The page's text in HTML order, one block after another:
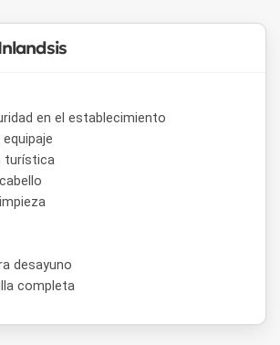
en el establecimiento
turística
desayuno
completa